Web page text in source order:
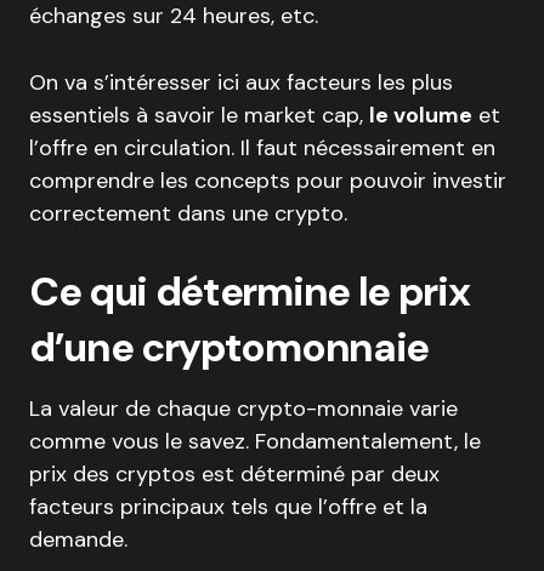
échanges sur 24 heures, etc.
On va s’intéresser ici aux facteurs les plus
essentiels à savoir le market cap, le volume et
l’offre en circulation. Il faut nécessairement en
comprendre les concepts pour pouvoir investir
correctement dans une crypto.
Ce qui détermine le prix
d’une cryptomonnaie
La valeur de chaque crypto-monnaie varie
comme vous le savez. Fondamentalement, le
prix des cryptos est déterminé par deux
facteurs principaux tels que l’offre et la
demande.